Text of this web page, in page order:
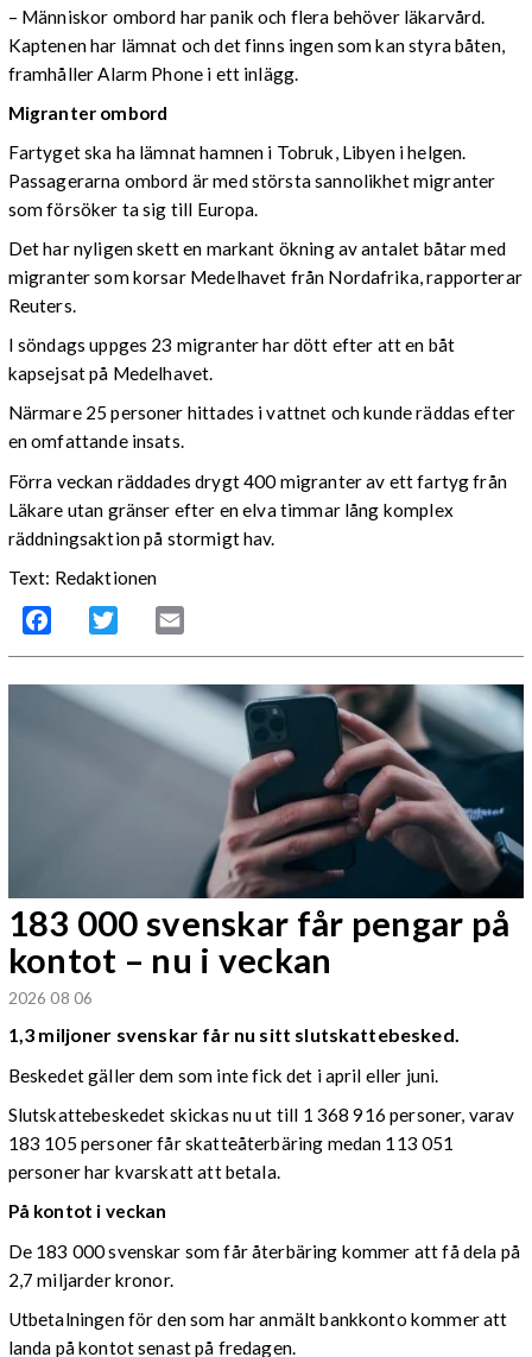
– Människor ombord har panik och flera behöver läkarvård.
Kaptenen har lämnat och det finns ingen som kan styra båten,
framhåller Alarm Phone i ett inlägg.
Migranter ombord
Fartyget ska ha lämnat hamnen i Tobruk, Libyen i helgen.
Passagerarna ombord är med största sannolikhet migranter
som försöker ta sig till Europa.
Det har nyligen skett en markant ökning av antalet båtar med
migranter som korsar Medelhavet från Nordafrika, rapporterar
Reuters.
I söndags uppges 23 migranter har dött efter att en båt
kapsejsat på Medelhavet.
Närmare 25 personer hittades i vattnet och kunde räddas efter
en omfattande insats.
Förra veckan räddades drygt 400 migranter av ett fartyg från
Läkare utan gränser efter en elva timmar lång komplex
räddningsaktion på stormigt hav.
Text: Redaktionen
Facebook Twitter
183 000 svenskar får pengar på
kontot – nu i veckan
2026 08 06
1,3 miljoner svenskar får nu sitt slutskattebesked.
Beskedet gäller dem som inte fick det i april eller juni.
Slutskattebeskedet skickas nu ut till 1 368 916 personer, varav
183 105 personer får skatteåterbäring medan 113 051
personer har kvarskatt att betala.
På kontot i veckan
De 183 000 svenskar som får återbäring kommer att få dela på
2,7 miljarder kronor.
Utbetalningen för den som har anmält bankkonto kommer att
landa på kontot senast på fredagen.